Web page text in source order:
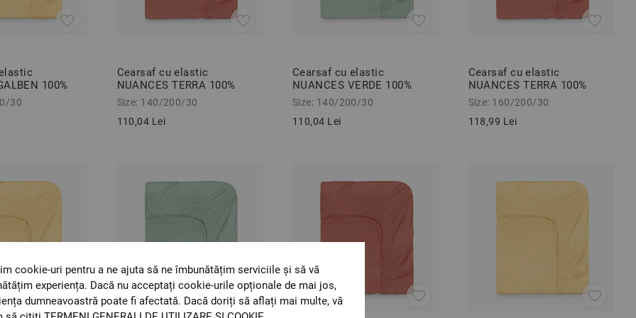
100%
140/200/30
30
Cearsaf cu elastic
NUANCES TERRA 100%
bumbac ranforce 140/200/30
Size: 140/200/30
110,04 Lei
Cearsaf cu elastic
NUANCES VERDE 100%
bumbac ranforce 140/200/30
Size: 140/200/30
110,04 Lei
Cearsaf cu elastic
NUANCES TERRA 100%
bumbac ranforce 160/200/30
Size: 160/200/30
118,99 Lei
cookie-uri pentru a ne ajuta să ne îmbunătățim serviciile și să vă
experiența. Dacă nu acceptați cookie-urile opționale de mai jos,
dumneavoastră poate fi afectată. Dacă doriți să aflați mai multe, vă